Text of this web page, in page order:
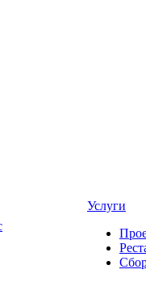
Услуги